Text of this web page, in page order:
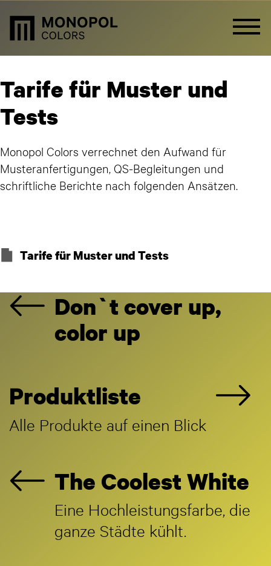
Tarife für Muster und
Tests
Monopol Colors verrechnet den Aufwand für
Musteranfertigungen, QS-Begleitungen und
schriftliche Berichte nach folgenden Ansätzen.
Tarife für Muster und Tests
Don`t cover up,
color up
Produktliste
Alle Produkte auf einen Blick
The Coolest White
Eine Hochleistungsfarbe, die
ganze Städte kühlt.